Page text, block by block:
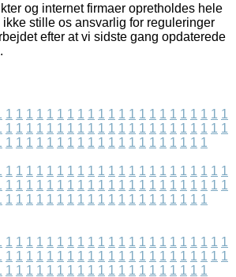
og internet firmaer opretholdes hele
stille os ansvarlig for reguleringer
efter at vi sidste gang opdaterede
1 1 1 1 1 1 1 1 1 1 1 1 1 1 1 1 1 1 1 1 1 1
1 1 1 1 1 1 1 1 1 1 1 1 1 1 1 1 1 1 1 1 1 1
1 1 1 1 1 1 1 1 1 1 1 1 1 1 1 1 1 1 1 1
1 1 1 1 1 1 1 1 1 1 1 1 1 1 1 1 1 1 1 1 1 1
1 1 1 1 1 1 1 1 1 1 1 1 1 1 1 1 1 1 1 1 1 1
1 1 1 1 1 1 1 1 1 1 1 1 1 1 1 1 1 1 1 1
1 1 1 1 1 1 1 1 1 1 1 1 1 1 1 1 1 1 1 1 1 1
1 1 1 1 1 1 1 1 1 1 1 1 1 1 1 1 1 1 1 1 1 1
1 1 1 1 1 1 1 1 1 1 1 1 1 1 1 1 1 1 1 1